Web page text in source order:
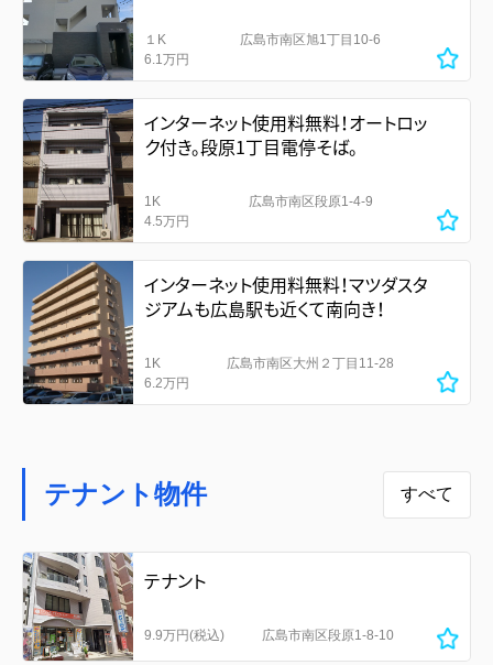
１K
6.1万円
広島市南区旭1丁目10-6
インターネット使用料無料！オートロッ
ク付き。段原1丁目電停そば。
1K
4.5万円
広島市南区段原1-4-9
インターネット使用料無料！マツダスタ
ジアムも広島駅も近くて南向き！
1K
6.2万円
広島市南区大州２丁目11-28
テナント物件 すべて
テナント
9.9万円(税込) 広島市南区段原1-8-10